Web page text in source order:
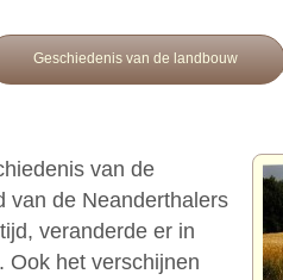
Geschiedenis van de landbouw
van de
van de Neanderthalers
veranderde er in
Ook het verschijnen